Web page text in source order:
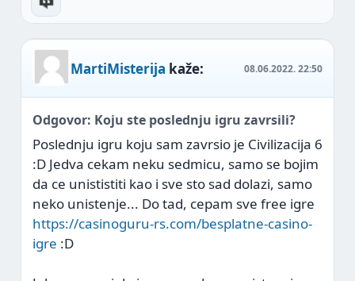
MartiMisterija kaže: 08.06.2022.22:50
Odgovor: Koju ste poslednju igru zavrsili?
Poslednju igru koju sam zavrsio je Civilizacija 6
:D Jedva cekam neku sedmicu, samo se bojim
da ce unististiti kao i sve sto sad dolazi, samo
neko unistenje... Do tad, cepam sve free igre
https://casinoguru-rs.com/besplatne-casino-
igre :D